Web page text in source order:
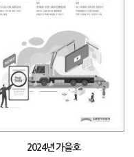
2024년 가을호